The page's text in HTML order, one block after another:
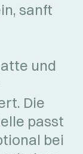
sanft
und
Die
passt
bei